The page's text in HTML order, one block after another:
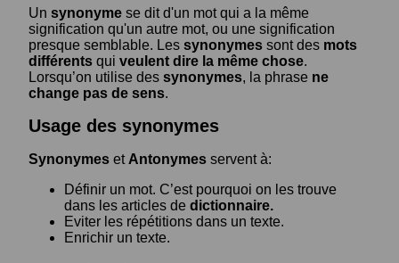
Un synonyme se dit d'un mot qui a la même
signification qu'un autre mot, ou une signification
presque semblable. Les synonymes sont des mots
différents qui veulent dire la même chose.
Lorsqu’on utilise des synonymes, la phrase ne
change pas de sens.
Usage des synonymes
Synonymes et Antonymes servent à:
Définir un mot. C’est pourquoi on les trouve
dans les articles de dictionnaire.
Eviter les répétitions dans un texte.
Enrichir un texte.